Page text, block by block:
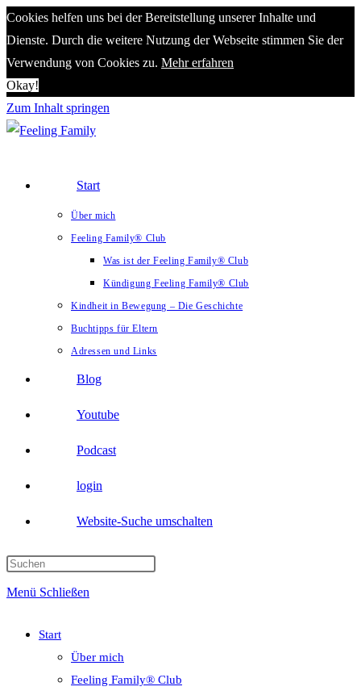
Cookies helfen uns bei der Bereitstellung unserer Inhalte und
Dienste. Durch die weitere Nutzung der Webseite stimmen Sie der
Verwendung von Cookies zu. Mehr erfahren
Okay!
Zum Inhalt springen
Start
Über mich
Feeling Family® Club
Was ist der Feeling Family® Club
Kündigung Feeling Family® Club
Kindheit in Bewegung – Die Geschichte
Buchtipps für Eltern
Adressen und Links
Blog
Youtube
Podcast
login
Website-Suche umschalten
Menü Schließen
Start
Über mich
Feeling Family® Club